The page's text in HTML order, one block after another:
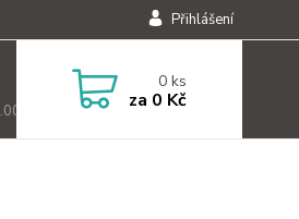
Přihlášení
0ks
za 0 Kč